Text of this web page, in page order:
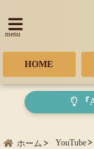
menu
HOME
ホーム YouTube